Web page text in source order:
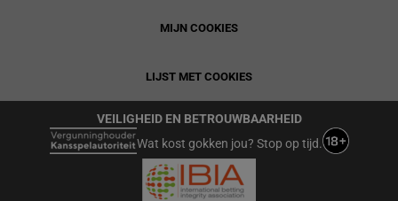
MIJN COOKIES
LIJST MET COOKIES
VEILIGHEID EN BETROUWBAARHEID
Wat kost gokken jou? Stop op tijd.